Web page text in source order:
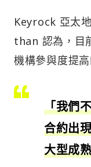
Keyrock 亞太
than 認為，目
機構參與度提
「我們
合約出
大型成